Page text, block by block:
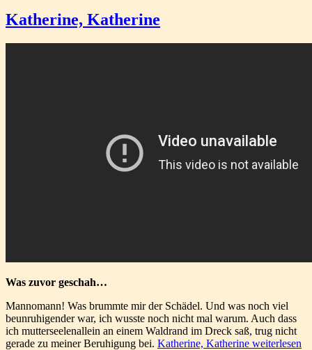
Katherine, Katherine
Was zuvor geschah…
Mannomann! Was brummte mir der Schädel. Und was noch viel
beunruhigender war, ich wusste noch nicht mal warum. Auch dass
ich mutterseelenallein an einem Waldrand im Dreck saß, trug nicht
gerade zu meiner Beruhigung bei. Katherine, Katherine weiterlesen